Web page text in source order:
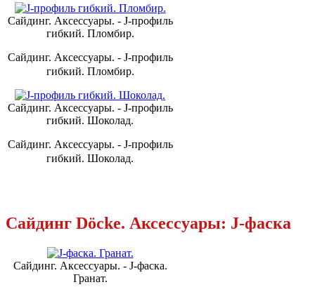
Сайдинг. Аксессуары. - J-профиль
гибкий. Пломбир.
Сайдинг. Аксессуары. - J-профиль
гибкий. Пломбир.
Сайдинг. Аксессуары. - J-профиль
гибкий. Шоколад.
Сайдинг. Аксессуары. - J-профиль
гибкий. Шоколад.
Сайдинг Döcke. Аксессуары: J-фаска
Сайдинг. Аксессуары. - J-фаска.
Гранат.